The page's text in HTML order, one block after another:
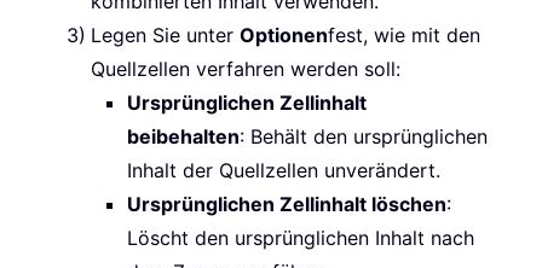
Legen Sie unter Optionenfest, wie mit den
Quellzellen verfahren werden soll:
Ursprünglichen Zellinhalt
beibehalten: Behält den ursprünglichen
Inhalt der Quellzellen unverändert.
Ursprünglichen Zellinhalt löschen:
Löscht den ursprünglichen Inhalt nach